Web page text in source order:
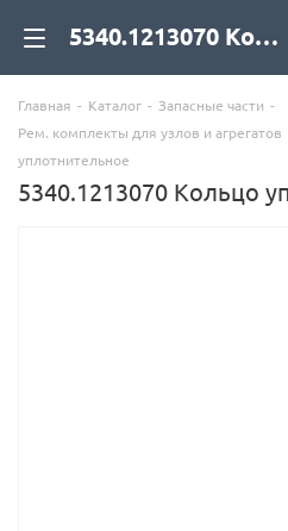
5340.1213070 Кольцо уплотнительное для дизельных двигателей купить со склада с доставкой по цене официального дилера - компания Дизель Экспорт
Главная - Каталог - Запасные части -
Рем. комплекты для узлов и агрегатов
уплотнительное
5340.1213070 Кольцо